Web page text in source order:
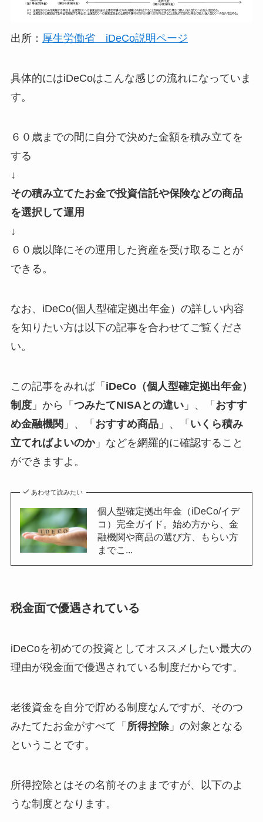
出所： 厚生労働省 iDeCo説明ページ
具体的にはiDeCoはこんな感じの流れになっていま
す。
６０歳までの間に自分で決めた金額を積み立てを
する
↓
その積み立てたお金で投資信託や保険などの商品
を選択して運用
↓
６０歳以降にその運用した資産を受け取ることが
できる。
なお、iDeCo(個人型確定拠出年金）の詳しい内容
を知りたい方は以下の記事を合わせてご覧くださ
い。
この記事をみれば「 iDeCo（個人型確定拠出年金）
制度」から「 つみたてNISAとの違い」、「 おすす
め金融機関 」、「 おすすめ商品」、「 いくら積み
立てればよいのか」などを網羅的に確認すること
ができますよ。
あわせて読みたい
個人型確定拠出年金（iDeCo/イデ
コ）完全ガイド。始め方から、金
融機関や商品の選び方、もらい方
までこ...
税金面で優遇されている
iDeCoを初めての投資としてオススメしたい最大の
理由が税金面で優遇されている制度だからです。
老後資金を自分で貯める制度なんですが、そのつ
みたてたお金がすべて「 所得控除」の対象となる
ということです。
所得控除とはその名前そのままですが、以下のよ
うな制度となります。